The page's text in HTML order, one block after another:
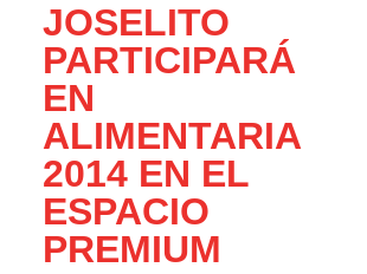
JOSELITO
PARTICIPARÁ
EN
ALIMENTARIA
2014 EN EL
ESPACIO
PREMIUM